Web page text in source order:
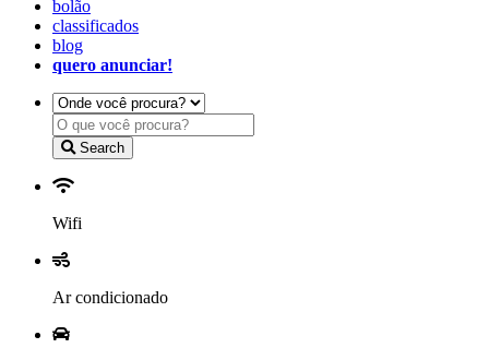
bolão
classificados
blog
quero anunciar!
Search
Wifi
Ar condicionado